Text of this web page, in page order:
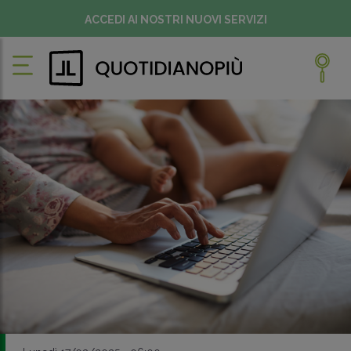
ACCEDI AI NOSTRI NUOVI SERVIZI